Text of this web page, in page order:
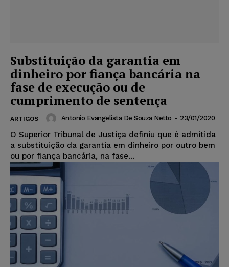
Substituição da garantia em
dinheiro por fiança bancária na
fase de execução ou de
cumprimento de sentença
ARTIGOS Antonio Evangelista De Souza Netto - 23/01/2020
O Superior Tribunal de Justiça definiu que é admitida
a substituição da garantia em dinheiro por outro bem
ou por fiança bancária, na fase...